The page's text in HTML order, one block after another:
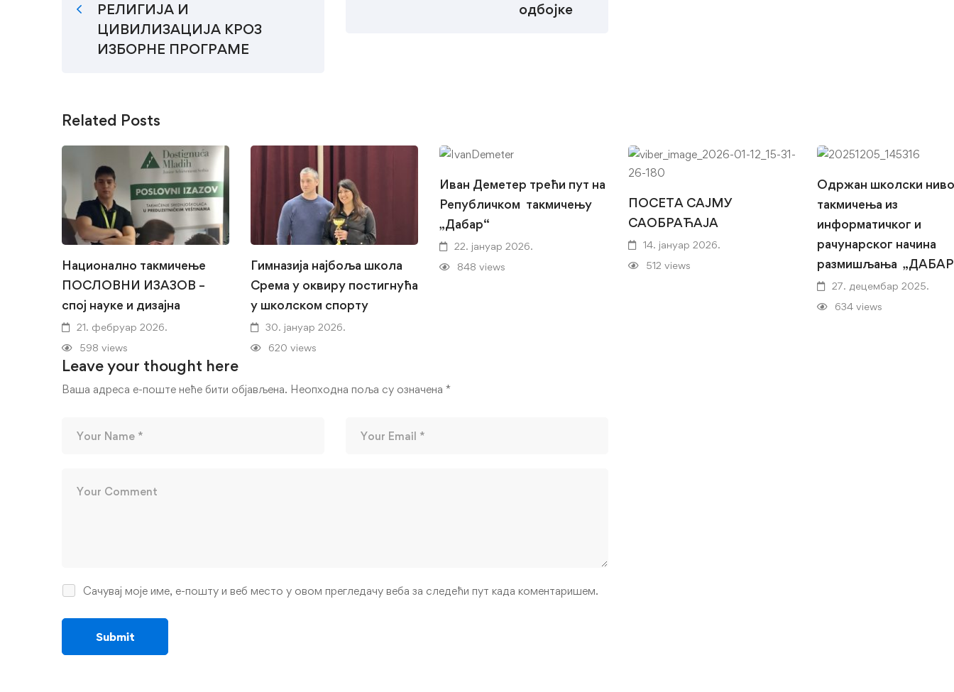
РЕЛИГИЈА И
ЦИВИЛИЗАЦИЈА КРОЗ
ИЗБОРНЕ ПРОГРАМЕ
одбојке
Related Posts
Национално такмичење
ПОСЛОВНИ ИЗАЗОВ –
спој науке и дизајна
21. фебруар 2026.
598 views
Гимназија најбоља школа
Срема у оквиру постигнућа
у школском спорту
30. јануар 2026.
620 views
Иван Деметер трећи пут на
Републичком такмичењу
„Дабар“
22. јануар 2026.
848 views
ПОСЕТА САЈМУ
САОБРАЋАЈА
14. јануар 2026.
512 views
Одржан школски ниво
такмичења из
информатичког и
рачунарског начина
размишљања
27. децембар 2025.
634 views
Leave your thought here
Ваша адреса е-поште неће бити објављена. Неопходна поља су означена *
Сачувај моје име, е-пошту и веб место у овом прегледачу веба за следећи пут када коментаришем.